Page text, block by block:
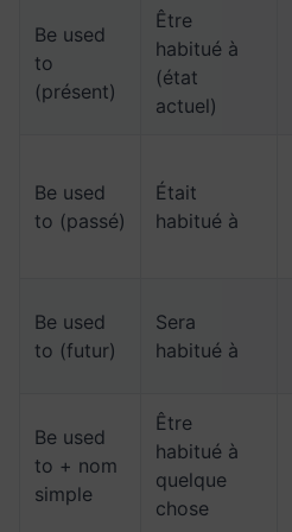
Be used
to
(présent)
Être
habitué à
(état
actuel)
Be used
to (passé)
Était
habitué à
Be used
to (futur)
Sera
habitué à
Be used
to + nom
simple
Être
habitué à
quelque
chose